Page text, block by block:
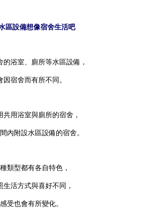
區設備想像宿舍生活吧
的浴室、廁所等水區設備，
因宿舍而有所不同。
共用浴室與廁所的宿舍，
內附設水區設備的宿舍。
類型都有各自特色，
生活方式與喜好不同，
感受也會有所變化。